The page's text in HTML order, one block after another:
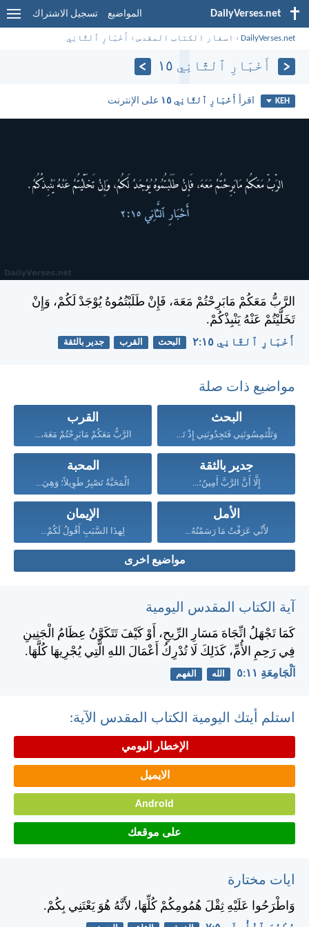
DailyVerses.net المواضيع تسجيل الاشتراك
DailyVerses.net
› اسفار الكتاب المقدس › أَخْبَارِ ٱلثَّانِي
أَخْبَارِ ٱلثَّانِي ١٥
KEH اقرأ أَخْبَارِ ٱلثَّانِي ١٥ على الإنترنت
الرَّبُّ مَعَكُمْ مَابَرِحْتُمْ مَعَهَ، فَإِنْ طَلَبْتُمُوهُ يُوْجَدْ لَكُمْ، وَإِنْ
تَخَلَّيْتُمْ عَنْهُ يَنْبِذْكُمْ.
أَخْبَارِ ٱلثَّانِي ١٥:‏٢ البحث القرب جدير بالثقة
مواضيع ذات صلة
البحث
وَتَلْتَمِسُونَنِي فَتَجِدُونَنِي إِذْ تَطْلُبُونَنِي...
القرب
الرَّبُّ مَعَكُمْ مَابَرِحْتُمْ مَعَهَ،...
جدير بالثقة
إِلَّا أَنَّ الرَّبَّ أَمِينٌ؛...
المحبة
الْمَحَبَّةُ تَصْبِرُ طَوِيلاً؛ وَهِيَ...
الأمل
لأَنِّي عَرَفْتُ مَا رَسَمْتُهُ...
الإيمان
لِهذَا السَّبَبِ أَقُولُ لَكُمْ...
مواضيع اخرى
آية الكتاب المقدس اليومية
كَمَا تَجْهَلُ اتِّجَاهَ مَسَارِ الرِّيحِ، أَوْ كَيْفَ تَتَكَوَّنُ عِظَامُ الْجَنِينِ
فِي رَحِمِ الأُمِّ، كَذَلِكَ لَا تُدْرِكُ أَعْمَالَ اللهِ الَّتِي يُجْرِيهَا كُلَّهَا.
اَلْجَامِعَةِ ١١:‏٥ الله الفهم
استلم أيتك اليومية الكتاب المقدس الآية:
الإخطار اليومي
الايميل
Android
على موقعك
ايات مختارة
وَاطْرَحُوا عَلَيْهِ ثِقْلَ هُمُومِكُمْ كُلِّهَا، لأَنَّهُ هُوَ يَعْتَنِي بِكُمْ.